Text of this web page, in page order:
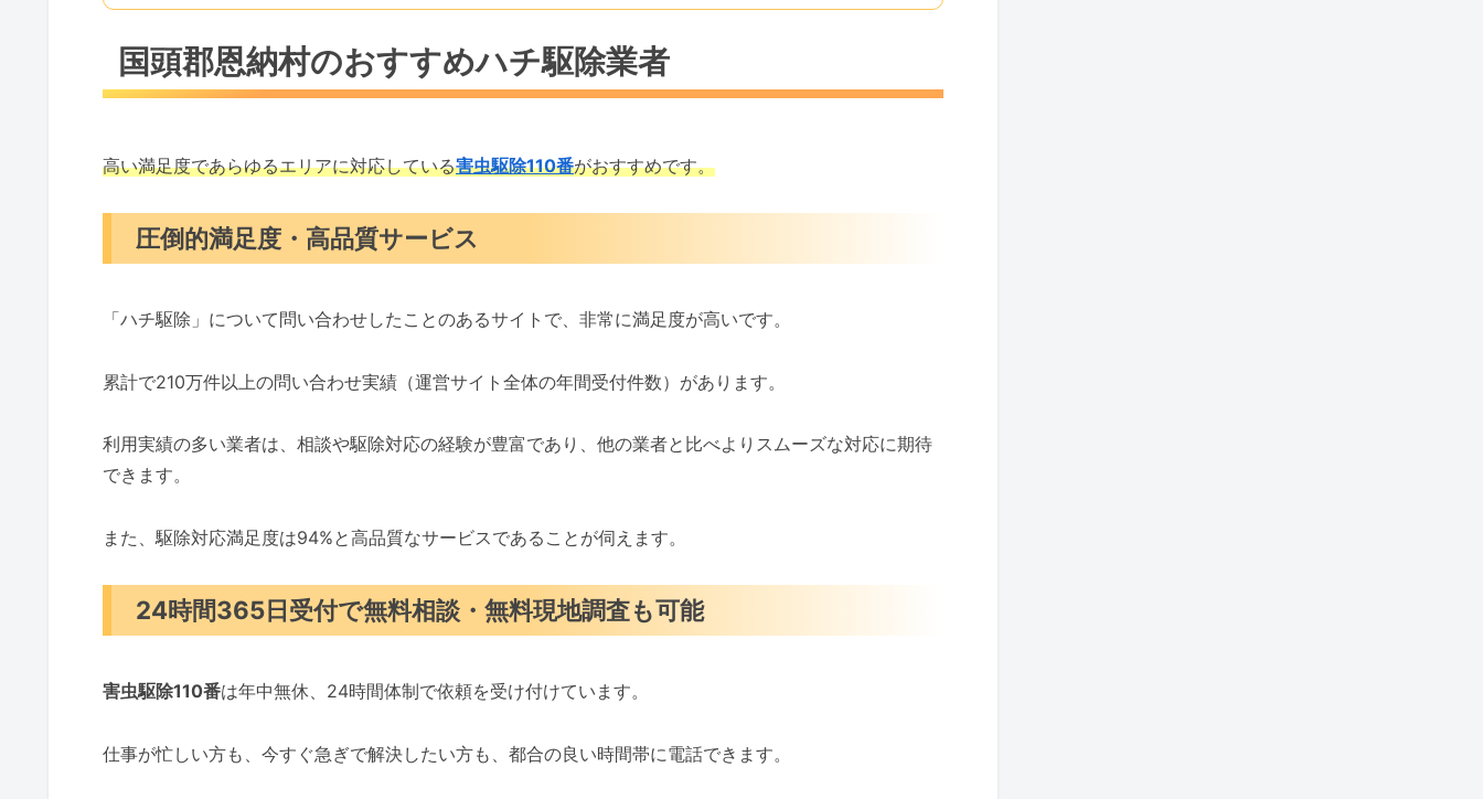
国頭郡恩納村のおすすめハチ駆除業者
高い満足度であらゆるエリアに対応している害虫駆除110番がおすすめです。
圧倒的満足度・高品質サービス
「ハチ駆除」について問い合わせしたことのあるサイトで、非常に満足度が高いです。
累計で210万件以上の問い合わせ実績（運営サイト全体の年間受付件数）があります。
利用実績の多い業者は、相談や駆除対応の経験が豊富であり、他の業者と比べよりスムーズな対応に期待
できます。
また、駆除対応満足度は94%と高品質なサービスであることが伺えます。
24時間365日受付で無料相談・無料現地調査も可能
害虫駆除110番は年中無休、24時間体制で依頼を受け付けています。
仕事が忙しい方も、今すぐ急ぎで解決したい方も、都合の良い時間帯に電話できます。